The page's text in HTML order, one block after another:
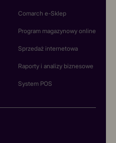
Comarch e-Sklep
Program magazynowy online
Sprzedaż internetowa
Raporty i analizy biznesowe
System POS